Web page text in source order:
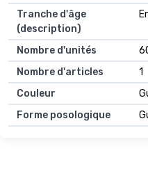
Tranche d'âge
(description)
Nombre d'unités
Nombre d'articles
1
Couleur
Forme posologique